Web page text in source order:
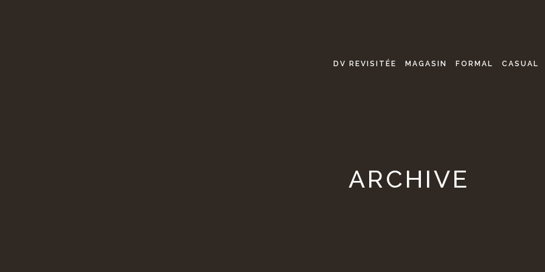
DV REVISITÉE MAGASIN FORMAL CASUAL
ARCHIVE